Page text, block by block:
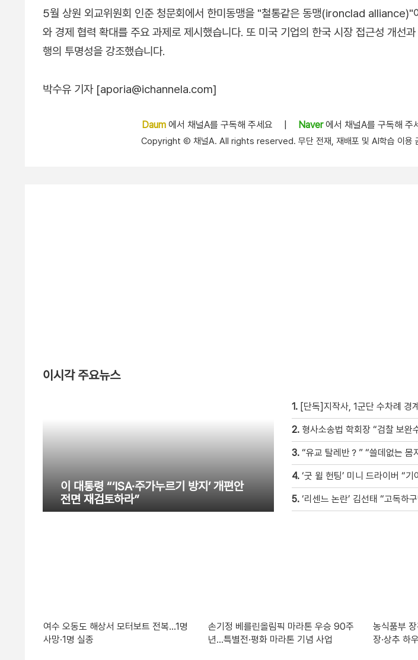
5월 상원 외교위원회 인준 청문회에서 한미동맹을 "철통같은 동맹(ironclad alliance)"
와 경제 협력 확대를 주요 과제로 제시했습니다. 또 미국 기업의 한국 시장 접근성 개선
행의 투명성을 강조했습니다.
박수유 기자 [aporia@ichannela.com]
Daum 에서 채널A를 구독해 주세요 Naver에서 채널A를 구독해 주
Copyright Ⓒ 채널A. All rights reserved. 무단 전재, 재배포 및 AI학습 이용
이시각 주요뉴스
이 대통령 “‘ISA·주가누르기 방지’ 개편안
전면 재검토하라”
1. [단독]지작사, 1군단 수차례 경계태
2. 형사소송법 학회장 “검찰 보완수사권
3. “유교 탈레반？” “쓸데없는 몸자랑” 공원
4. ‘굿 윌 헌팅’ 미니 드라이버 “
5. ‘리센느 논란’ 김선태 “고독하구
여수 오동도 해상서 모터보트 전복…1명
사망·1명 실종
손기정 베를린올림픽 마라톤 우승 90주
년…특별전·평화 마라톤 기념 사업
농식품부
장·상추 하